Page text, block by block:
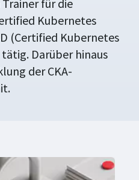
für die
Kubernetes
(Certified Kubernetes
Darüber hinaus
der CKA-